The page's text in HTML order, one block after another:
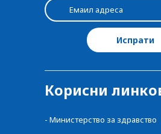
Корисни
- Министерство за здравство